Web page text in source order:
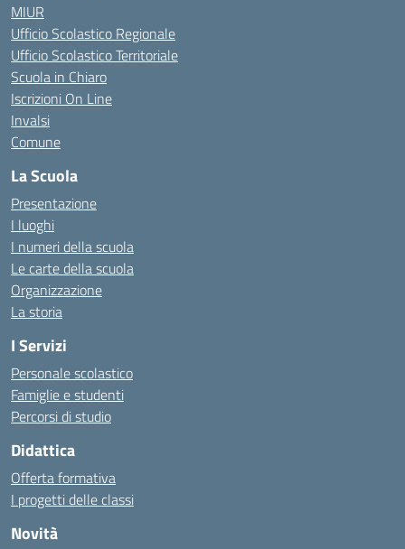
MIUR
Ufficio Scolastico Regionale
Ufficio Scolastico Territoriale
Scuola in Chiaro
Iscrizioni On Line
Invalsi
Comune
La Scuola
Presentazione
I luoghi
I numeri della scuola
Le carte della scuola
Organizzazione
La storia
I Servizi
Personale scolastico
Famiglie e studenti
Percorsi di studio
Didattica
Offerta formativa
I progetti delle classi
Novità